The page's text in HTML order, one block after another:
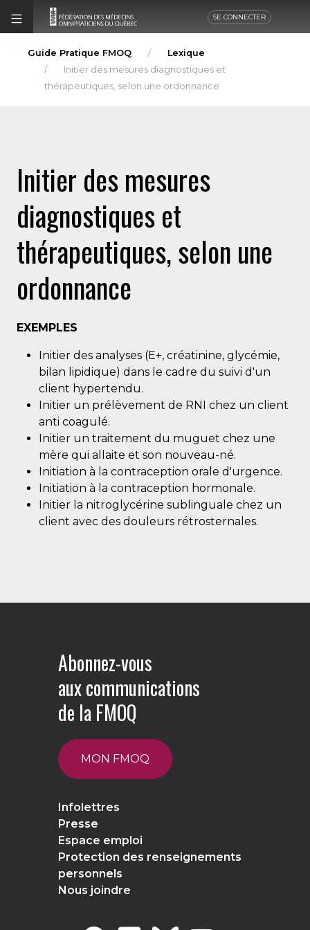
SE CONNECTER
Guide Pratique FMOQ
Lexique
Initier des mesures diagnostiques et
thérapeutiques, selon une ordonnance
Initier des mesures
diagnostiques et
thérapeutiques, selon une
ordonnance
EXEMPLES
Initier des analyses (E+, créatinine, glycémie,
bilan lipidique) dans le cadre du suivi d'un
client hypertendu.
Initier un prélèvement de RNI chez un client
anti coagulé.
Initier un traitement du muguet chez une
mère qui allaite et son nouveau-né.
Initiation à la contraception orale d'urgence.
Initiation à la contraception hormonale.
Initier la nitroglycérine sublinguale chez un
client avec des douleurs rétrosternales.
Abonnez-vous
aux communications
de la FMOQ
MON FMOQ
Infolettres
Presse
Espace emploi
Protection des renseignements
personnels
Nous joindre